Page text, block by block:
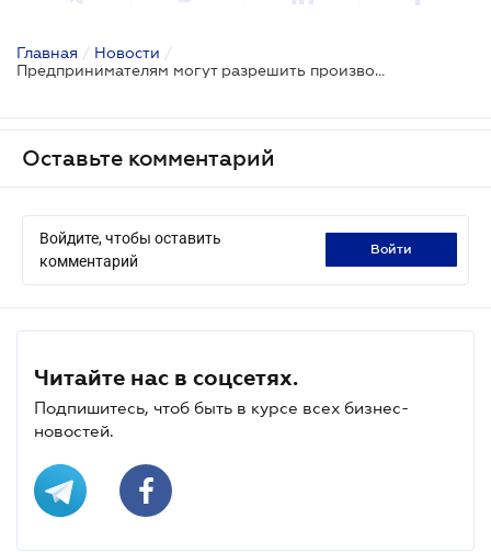
Главная / Новости /
Предпринимателям могут разрешить производить спирт с 1 января 2020 года
Оставьте комментарий
Войдите, чтобы оставить
комментарий
войти
Читайте нас в соцсетях.
Подпишитесь, чтоб быть в курсе всех бизнес-
новостей.